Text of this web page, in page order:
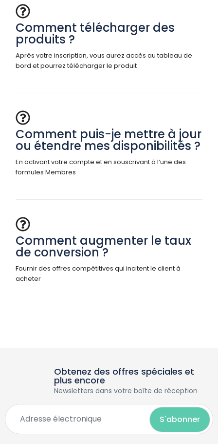
Comment télécharger des
produits ?
Après votre inscription, vous aurez accès au tableau de
bord et pourrez télécharger le produit
Comment puis-je mettre à jour
ou étendre mes disponibilités ?
En activant votre compte et en souscrivant à l’une des
formules Membres
Comment augmenter le taux
de conversion ?
Fournir des offres compétitives qui incitent le client à
acheter
Obtenez des offres spéciales et
plus encore
Newsletters dans votre boîte de réception